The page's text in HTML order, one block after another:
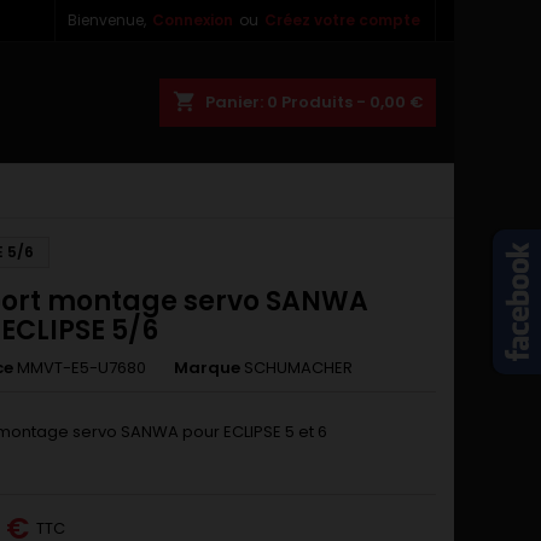
Bienvenue, Connexion ou Créez votre compte
shopping_cart Panier: 0 Produits - 0,00 €
5/6
montage servo SANWA
5/6
MMVT-E5-U7680 Marque SCHUMACHER
servo SANWA pour ECLIPSE 5 et 6
€ TTC